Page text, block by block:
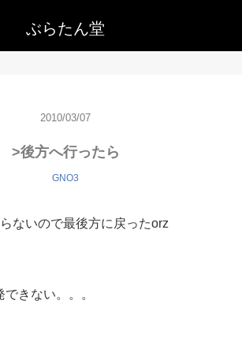
ぶらたん堂
2010/03/07
>後方へ行ったら
GNO3
ないので最後方に戻ったorz
きない。。。